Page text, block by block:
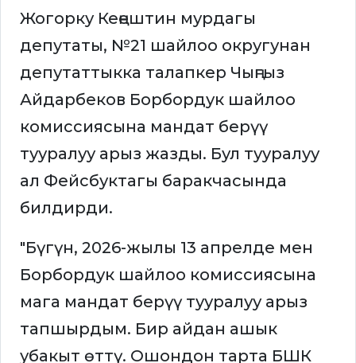
Жогорку Кеңештин мурдагы
депутаты, №21 шайлоо округунан
депутаттыкка талапкер Чыңгыз
Айдарбеков Борбордук шайлоо
комиссиясына мандат берүү
тууралуу арыз жазды. Бул тууралуу
ал Фейсбуктагы баракчасында
билдирди.
"Бүгүн, 2026-жылы 13 апрелде мен
Борбордук шайлоо комиссиясына
мага мандат берүү тууралуу арыз
тапшырдым. Бир айдан ашык
убакыт өттү. Ошондон тарта БШК